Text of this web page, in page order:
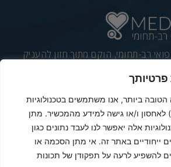
ביותר, אנו משתמשים בטכנולוגיות
כמו עוגיות (cookies) לאחסון ו/או גישה למידע מהמכשיר. מתן
אלה יאפשר לנו לעבד נתונים כגון
ייחודיים באתר זה. אי מתן הסכמה או
להשפיע לרעה על תפקודן של תכונות
רב-תחומי, הוקם מתוך חזון להעניק
הגליל לרפואה פרטית מתקדמת, גורם
על מנת לקבל שירותי ייעוץ וטיפול
Powered & Designed by